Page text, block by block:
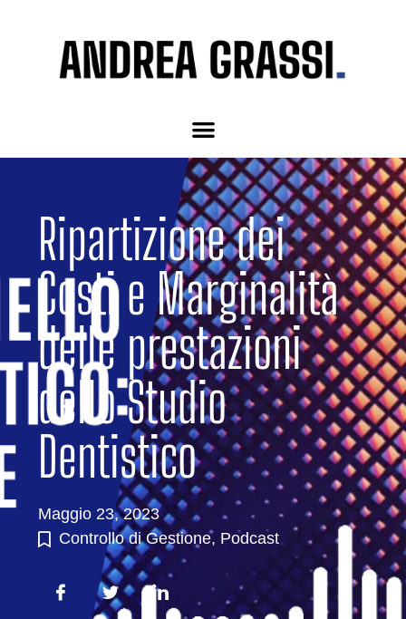
Ripartizione dei
Costi e Marginalità
delle prestazioni
dello Studio
Dentistico
Maggio 23, 2023
Controllo di Gestione, Podcast